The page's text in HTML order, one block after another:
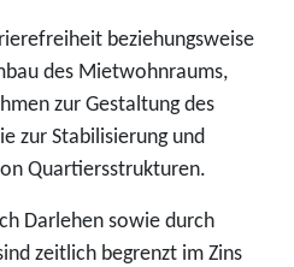
beziehungsweise
des Mietwohnraums,
zur Gestaltung des
zur Stabilisierung und
Quartiersstrukturen.
Darlehen sowie durch
zeitlich begrenzt im Zins